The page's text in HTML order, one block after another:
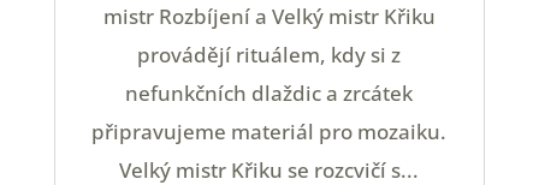
mistr Rozbíjení a Velký mistr Křiku
provádějí rituálem, kdy si z
nefunkčních dlaždic a zrcátek
připravujeme materiál pro mozaiku.
Velký mistr Křiku se rozcvičí s...